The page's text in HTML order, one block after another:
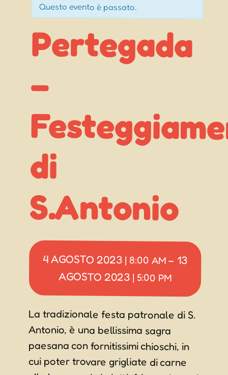
Questo evento è passato.
Pertegada
–
Festeggiamenti
di
S.Antonio
4 AGOSTO 2023 | 8:00 AM– 13
AGOSTO 2023 | 5:00 PM
La tradizionale festa patronale di S.
Antonio, è una bellissima sagra
paesana con fornitissimi chioschi, in
cui poter trovare grigliate di carne
alla brace, primi piatti, frico, calamari
fritti, contorni misti e pregiati vini